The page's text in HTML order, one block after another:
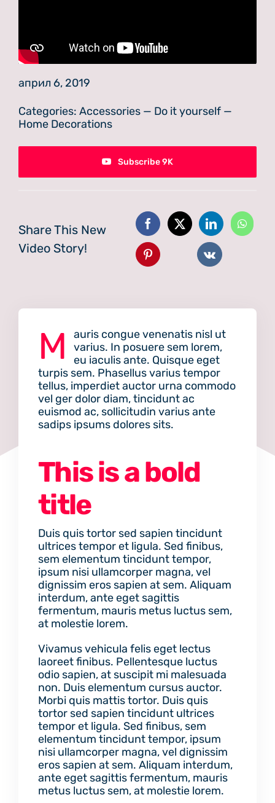
април 6, 2019
Categories: Accessories— Do it yourself—
Home Decorations
Subscribe 9K
Share This New
Video Story!
M
auris congue venenatis nisl ut
varius. In posuere sem lorem,
eu iaculis ante. Quisque eget
turpis sem. Phasellus varius tempor
tellus, imperdiet auctor urna commodo
vel ger dolor diam, tincidunt ac
euismod ac, sollicitudin varius ante
sadips ipsums dolores sits.
This is a bold
title
Duis quis tortor sed sapien tincidunt
ultrices tempor et ligula. Sed finibus,
sem elementum tincidunt tempor,
ipsum nisi ullamcorper magna, vel
dignissim eros sapien at sem. Aliquam
interdum, ante eget sagittis
fermentum, mauris metus luctus sem,
at molestie lorem.
Vivamus vehicula felis eget lectus
laoreet finibus. Pellentesque luctus
odio sapien, at suscipit mi malesuada
non. Duis elementum cursus auctor.
Morbi quis mattis tortor. Duis quis
tortor sed sapien tincidunt ultrices
tempor et ligula. Sed finibus, sem
elementum tincidunt tempor, ipsum
nisi ullamcorper magna, vel dignissim
eros sapien at sem. Aliquam interdum,
ante eget sagittis fermentum, mauris
metus luctus sem, at molestie lorem.